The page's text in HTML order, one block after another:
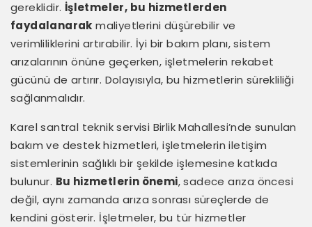
gereklidir. İşletmeler, bu hizmetlerden
faydalanarak maliyetlerini düşürebilir ve
verimliliklerini artırabilir. İyi bir bakım planı, sistem
arızalarının önüne geçerken, işletmelerin rekabet
gücünü de artırır. Dolayısıyla, bu hizmetlerin sürekliliği
sağlanmalıdır.
Karel santral teknik servisi Birlik Mahallesi’nde sunulan
bakım ve destek hizmetleri, işletmelerin iletişim
sistemlerinin sağlıklı bir şekilde işlemesine katkıda
bulunur. Bu hizmetlerin önemi, sadece arıza öncesi
değil, aynı zamanda arıza sonrası süreçlerde de
kendini gösterir. İşletmeler, bu tür hizmetler